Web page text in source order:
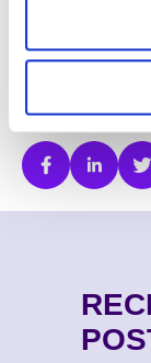
COMPARTIR